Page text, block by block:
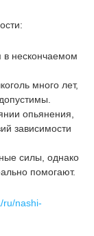
в нескончаемом
много лет,
опьянения,
зависимости
силы, однако
помогают.
ru/nashi-